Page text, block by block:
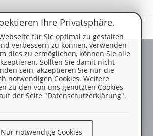
Ihre Privatsphäre.
für Sie optimal zu gestalten
verbessern zu können, verwenden
dies zu ermöglichen, können Sie alle
Sollten Sie damit nicht
sein, akzeptieren Sie nur die
notwendigen Cookies. Weitere
zu den von uns genutzten Cookies,
der Seite "Datenschutzerklärung".
Nur notwendige Cookies
Outdoor-Magazin
& Bikejöring, Gipfel stürmen
Touren... wir sind auf die
vernetzt die Tierheime und
Vermittlung
einer der Gründer von
ist sich sicher: Tiere aus
alles andere als Vierbeiner 2.